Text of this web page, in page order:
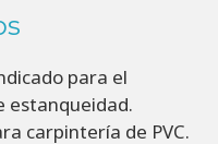
para el
estanqueidad.
carpintería de PVC.